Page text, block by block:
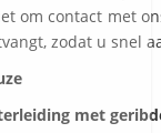
om contact met
zodat u snel
met